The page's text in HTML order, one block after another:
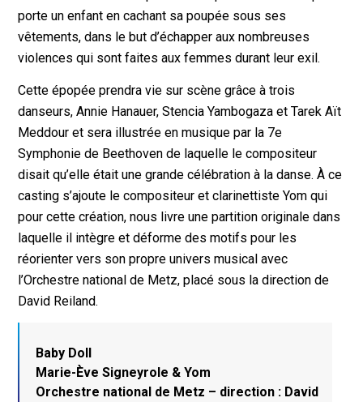
porte un enfant en cachant sa poupée sous ses
vêtements, dans le but d’échapper aux nombreuses
violences qui sont faites aux femmes durant leur exil.
Cette épopée prendra vie sur scène grâce à trois
danseurs, Annie Hanauer, Stencia Yambogaza et Tarek Aït
Meddour et sera illustrée en musique par la 7e
Symphonie de Beethoven de laquelle le compositeur
disait qu’elle était une grande célébration à la danse. À ce
casting s’ajoute le compositeur et clarinettiste Yom qui
pour cette création, nous livre une partition originale dans
laquelle il intègre et déforme des motifs pour les
réorienter vers son propre univers musical avec
l’Orchestre national de Metz, placé sous la direction de
David Reiland.
Baby Doll
Marie-Ève Signeyrole & Yom
Orchestre national de Metz – direction : David